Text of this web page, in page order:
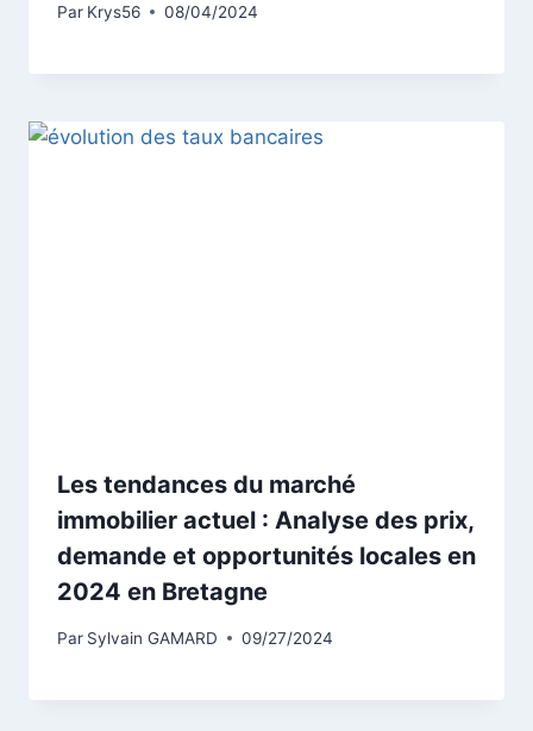
Par Krys56 08/04/2024
Les tendances du marché
immobilier actuel : Analyse des prix,
demande et opportunités locales en
2024 en Bretagne
Par Sylvain GAMARD 09/27/2024